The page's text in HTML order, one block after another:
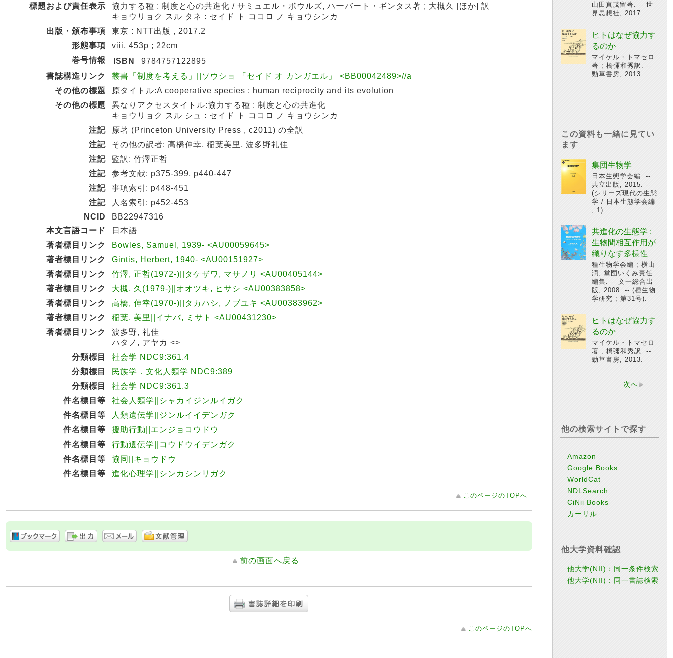
標題および責任表示
協力する種 : 制度と心の共進化 / サミュエル・ボウルズ, ハーバート・ギンタス著 ; 大槻久 [ほか] 訳
キョウリョク スル タネ : セイド ト ココロ ノ キョウシンカ
出版・頒布事項
東京 : NTT出版 , 2017.2
形態事項
viii, 453p ; 22cm
巻号情報
ISBN
9784757122895
書誌構造リンク
叢書「制度を考える」||ソウショ 「セイド オ カンガエル」 <BB00042489>//a
その他の標題
原タイトル:A cooperative species : human reciprocity and its evolution
その他の標題
異なりアクセスタイトル:協力する種 : 制度と心の共進化
キョウリョク スル シュ : セイド ト ココロ ノ キョウシンカ
注記
原著 (Princeton University Press , c2011) の全訳
注記
その他の訳者: 高橋伸幸, 稲葉美里, 波多野礼佳
注記
監訳: 竹澤正哲
注記
参考文献: p375-399, p440-447
注記
事項索引: p448-451
注記
人名索引: p452-453
NCID
BB22947316
本文言語コード
日本語
著者標目リンク
Bowles, Samuel, 1939- <AU00059645>
著者標目リンク
Gintis, Herbert, 1940- <AU00151927>
著者標目リンク
竹澤, 正哲(1972-)||タケザワ, マサノリ <AU00405144>
著者標目リンク
大槻, 久(1979-)||オオツキ, ヒサシ <AU00383858>
著者標目リンク
高橋, 伸幸(1970-)||タカハシ, ノブユキ <AU00383962>
著者標目リンク
稲葉, 美里||イナバ, ミサト <AU00431230>
著者標目リンク
波多野, 礼佳
ハタノ, アヤカ <>
分類標目
社会学 NDC9:361.4
分類標目
民族学．文化人類学 NDC9:389
分類標目
社会学 NDC9:361.3
件名標目等
社会人類学||シャカイジンルイガク
件名標目等
人類遺伝学||ジンルイイデンガク
件名標目等
援助行動||エンジョコウドウ
件名標目等
行動遺伝学||コウドウイデンガク
件名標目等
協同||キョウドウ
件名標目等
進化心理学||シンカシンリガク
このページのTOPへ
前の画面へ戻る
このページのTOPへ
山田真茂留著. -- 世
界思想社, 2017.
ヒトはなぜ協力す
るのか
マイケル・トマセロ
著 ; 橋彌和秀訳. --
勁草書房, 2013.
この資料も一緒に見てい
ます
集団生物学
日本生態学会編. --
共立出版, 2015. --
(シリーズ現代の生態
学 / 日本生態学会編
; 1).
共進化の生態学 :
生物間相互作用が
織りなす多様性
種生物学会編 ; 横山
潤, 堂囿いくみ責任
編集. -- 文一総合出
版, 2008. -- (種生物
学研究 ; 第31号).
ヒトはなぜ協力す
るのか
マイケル・トマセロ
著 ; 橋彌和秀訳. --
勁草書房, 2013.
次へ
他の検索サイトで探す
Amazon
Google Books
WorldCat
NDLSearch
CiNii Books
カーリル
他大学資料確認
他大学(NII)：同一条件検索
他大学(NII)：同一書誌検索